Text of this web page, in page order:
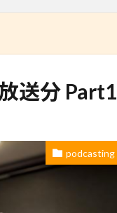
送分 Part1
podcasting